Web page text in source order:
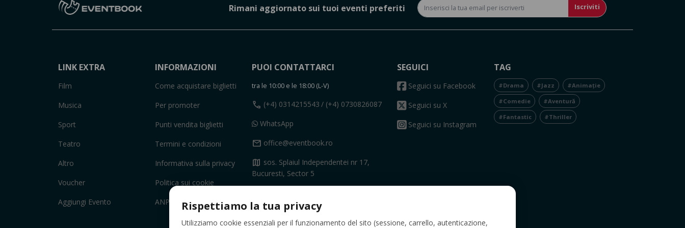
Rimani aggiornato sui tuoi eventi preferiti Iscriviti
LINK EXTRA
Film
Musica
Sport
Teatro
Altro
Voucher
Aggiungi Evento
INFORMAZIONI
Come acquistare biglietti
Per promoter
Punti vendita biglietti
Termini e condizioni
Informativa sulla privacy
Politica sui cookie
ANPC
PUOI CONTATTARCI
tra le 10:00 e le 18:00 (L-V)
call (+4) 0314215543 / (+4) 0730826087
WhatsApp
mail office@eventbook.ro
map sos. Splaiul Independentei nr 17,
Bucuresti, Sector 5
SEGUICI
Seguici su Facebook
Seguici su X
Seguici su Instagram
TAG
#Drama #Jazz #Animație
#Comedie #Aventură
#Fantastic #Thriller
Rispettiamo la tua privacy
Utilizziamo cookie essenziali per il funzionamento del sito (sessione, carrello, autenticazione,